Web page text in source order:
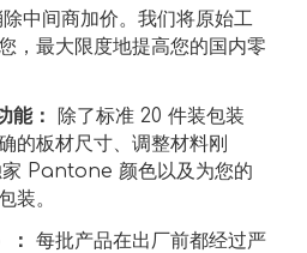
除中间商加价。我们将原始工
，最大限度地提高您的国内零
能：
除了标准 20 件装包装
的板材尺寸、调整材料刚
Pantone 颜色以及为您的
装。
：
每批产品在出厂前都经过严